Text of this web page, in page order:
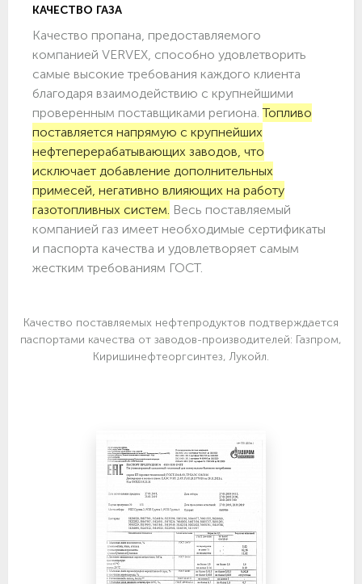
КАЧЕСТВО ГАЗА
Качество пропана, предоставляемого
компанией VERVEX, способно удовлетворить
самые высокие требования каждого клиента
благодаря взаимодействию с крупнейшими
проверенным поставщиками региона.Топливо
поставляется напрямую с крупнейших
нефтеперерабатывающих заводов, что
исключает добавление дополнительных
примесей, негативно влияющих на работу
газотопливных систем. Весь поставляемый
компанией газ имеет необходимые сертификаты
и паспорта качества и удовлетворяет самым
жестким требованиям ГОСТ.
Качество поставляемых нефтепродуктов подтверждается
паспортами качества от заводов-производителей: Газпром,
Киришинефтеоргсинтез, Лукойл.